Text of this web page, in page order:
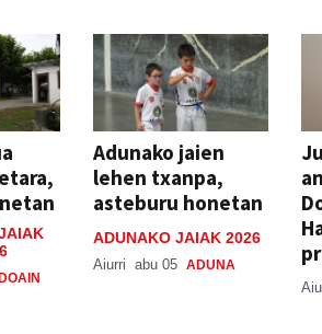
Adunako jaien
lehen txanpa,
asteburu honetan
ADUNAKO JAIAK 2026
Aiurri abu 05 ADUNA